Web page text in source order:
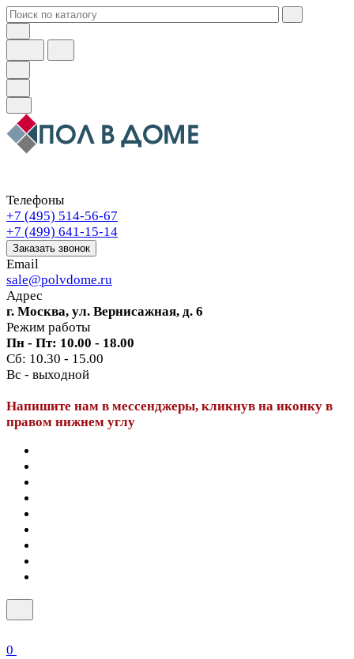
Телефоны
+7 (495) 514-56-67
+7 (499) 641-15-14
Заказать звонок
Email
sale@polvdome.ru
Адрес
г. Москва, ул. Вернисажная, д. 6
Режим работы
Пн - Пт: 10.00 - 18.00
Сб: 10.30 - 15.00
Вс - выходной
Напишите нам в мессенджеры, кликнув на иконку в
правом нижнем углу
0